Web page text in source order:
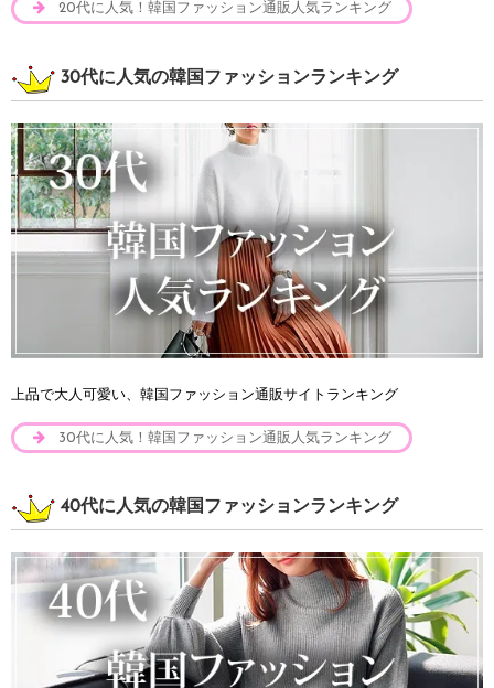
20代に人気！韓国ファッション通販人気ランキング
30代に人気の韓国ファッションランキング
上品で大人可愛い、韓国ファッション通販サイトランキング
30代に人気！韓国ファッション通販人気ランキング
40代に人気の韓国ファッションランキング